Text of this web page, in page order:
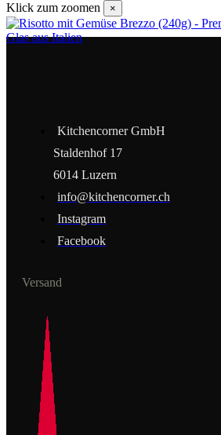
Klick zum zoomen
×
Kitchencorner GmbH
Staldenhof 17
6014 Luzern
info@kitchencorner.ch
Instagram
Facebook
Versand